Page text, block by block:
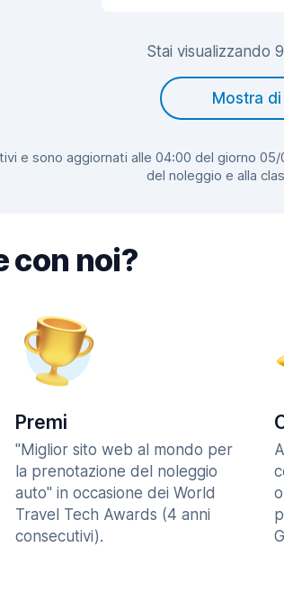
Stai visualizzando
Mostra
e sono aggiornati alle 04:00 del giorno
del noleggio e alla
con noi?
Premi
"Miglior sito web al mondo per
la prenotazione del noleggio
auto" in occasione dei World
Travel Tech Awards (4 anni
consecutivi).